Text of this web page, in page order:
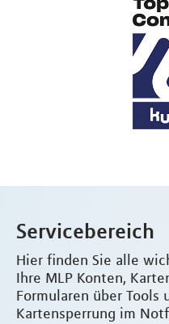
Servicebereich
Hier finden Sie alle
Ihre MLP Konten,
Formularen über Tools
Kartensperrung im